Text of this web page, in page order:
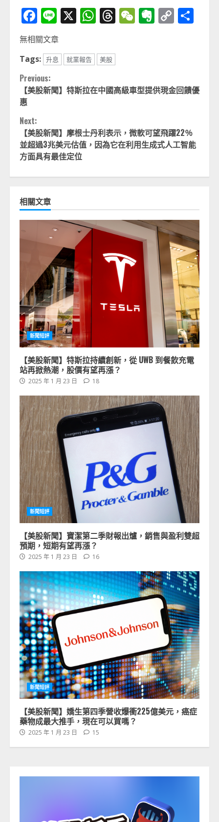
Facebook
Line
X WhatsApp
Threads
WeChat
Evernote
Copy
無相關文章
Tags: 升息 就業報告 美股
Continue
Reading
Previous:
【美股新聞】特斯拉在中國高級車型提供現金回饋優
惠
Next:
【美股新聞】摩根士丹利表示，微軟可望飛躍22％
並超過3兆美元估值，因為它在利用生成式人工智能
方面具有最佳定位
相關文章
新聞短評
【美股新聞】特斯拉持續創新，從 UWB 到餐飲充電
站再掀熱潮，股價有望再漲？
2025 年 1 月 23 日 18
新聞短評
【美股新聞】寶潔第二季財報出爐，銷售與盈利雙超
預期，短期有望再漲？
2025 年 1 月 23 日 16
新聞短評
【美股新聞】嬌生第四季營收爆衝225億美元，癌症
藥物成最大推手，現在可以買嗎？
2025 年 1 月 23 日 15